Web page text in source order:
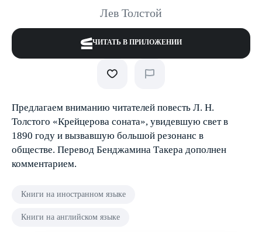
Лев Толстой
ЧИТАТЬ В ПРИЛОЖЕНИИ
Предлагаем вниманию читателей повесть Л. Н.
Толстого «Крейцерова соната», увидевшую свет в
1890 году и вызвавшую большой резонанс в
обществе. Перевод Бенджамина Такера дополнен
комментарием.
Книги на иностранном языке
Книги на английском языке